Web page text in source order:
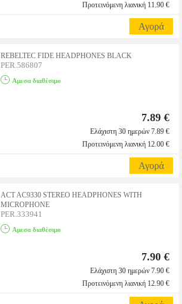
Προτεινόμενη λιανική 11.90 €
Αγορά
REBELTEC FIDE HEADPHONES BLACK
PER.586807
Αμεσα διαθέσιμο
7.89 €
Ελάχιστη 30 ημερών 7.89 €
Προτεινόμενη λιανική 12.00 €
Αγορά
ACT AC9330 STEREO HEADPHONES WITH
MICROPHONE
PER.333941
Αμεσα διαθέσιμο
7.90 €
Ελάχιστη 30 ημερών 7.90 €
Προτεινόμενη λιανική 12.90 €